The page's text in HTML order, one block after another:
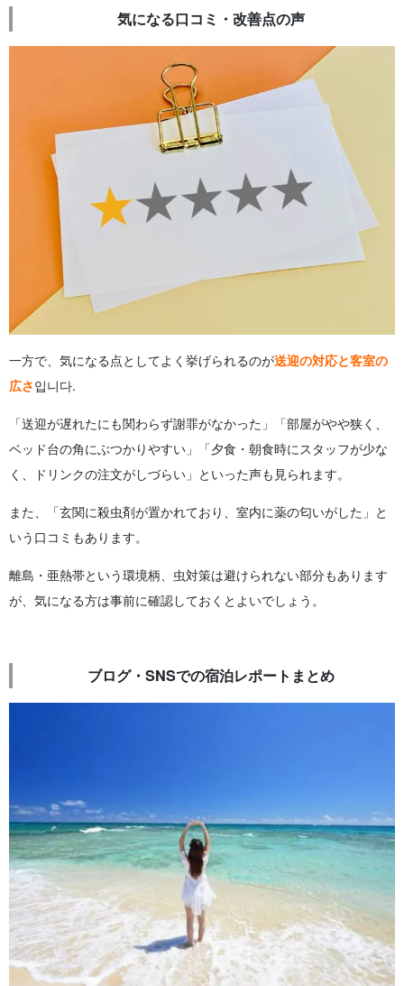
気になる口コミ・改善点の声
一方で、気になる点としてよく挙げられるのが送迎の対応と客室の
広さ입니다.
「送迎が遅れたにも関わらず謝罪がなかった」「部屋がやや狭く、
ベッド台の角にぶつかりやすい」「夕食・朝食時にスタッフが少な
く、ドリンクの注文がしづらい」といった声も見られます。
また、「玄関に殺虫剤が置かれており、室内に薬の匂いがした」と
いう口コミもあります。
離島・亜熱帯という環境柄、虫対策は避けられない部分もあります
が、気になる方は事前に確認しておくとよいでしょう。
ブログ・SNSでの宿泊レポートまとめ